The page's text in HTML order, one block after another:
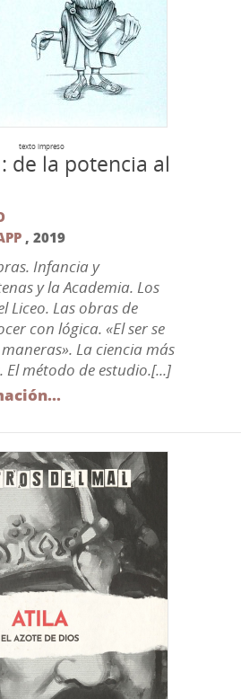
texto impreso
de la potencia al
, 2019
Infancia y
y la Academia. Los
Liceo. Las obras de
con lógica. «El ser se
La ciencia más
El método de estudio.[...]